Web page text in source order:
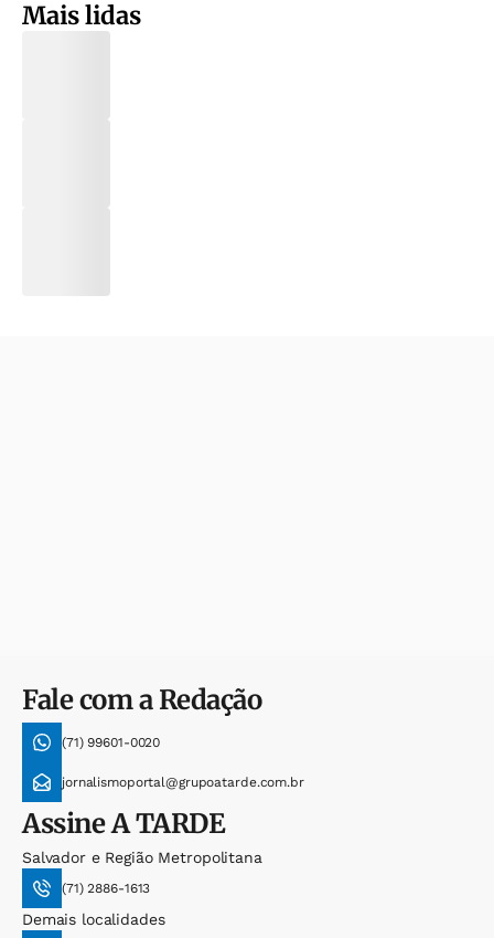
Mais lidas
Fale com a Redação
(71) 99601-0020
jornalismoportal@grupoatarde.com.br
AssineA TARDE
Salvador e Região Metropolitana
(71) 2886-1613
Demais localidades